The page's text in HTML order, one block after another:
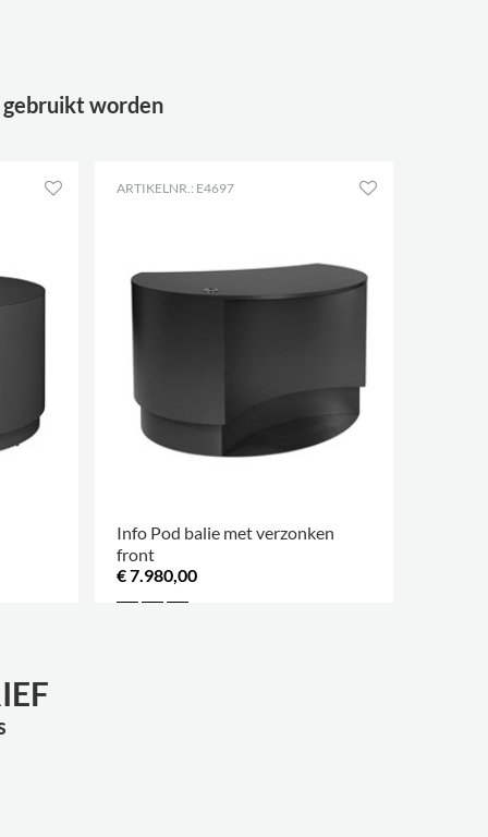
gebruikt worden
ARTIKELNR.: E4697
Info Pod balie met verzonken
front
€ 7.980,00